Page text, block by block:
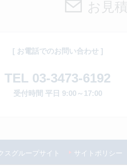
お見
[ お電話でのお問い合わせ ]
TEL 03-3473-6192
受付時間 平日 9:00～17:00
スグループサイト サイトポリシー